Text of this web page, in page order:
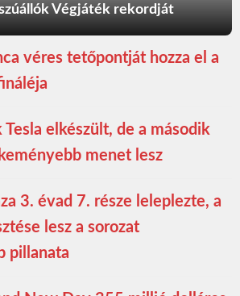
Végjáték rekordját
véres tetőpontját hozza el a
elkészült, de a második
menet lesz
3. évad 7. része leleplezte, a
lesz a sorozat
pillanata